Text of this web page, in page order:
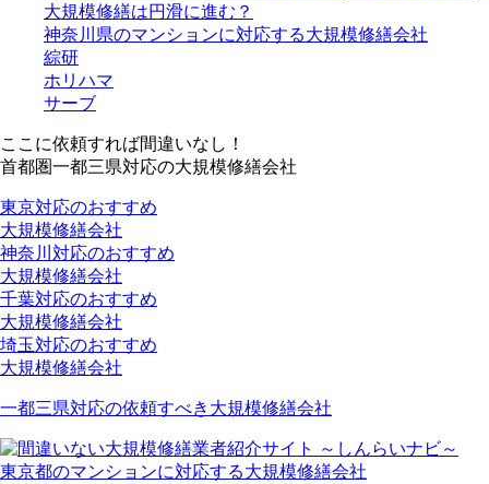
大規模修繕は円滑に進む？
神奈川県のマンションに対応する大規模修繕会社
綜研
ホリハマ
サーブ
ここに依頼すれば間違いなし！
首都圏一都三県対応の大規模修繕会社
東京対応のおすすめ
大規模修繕会社
神奈川対応のおすすめ
大規模修繕会社
千葉対応のおすすめ
大規模修繕会社
埼玉対応のおすすめ
大規模修繕会社
一都三県対応の依頼すべき大規模修繕会社
東京都のマンションに対応する大規模修繕会社